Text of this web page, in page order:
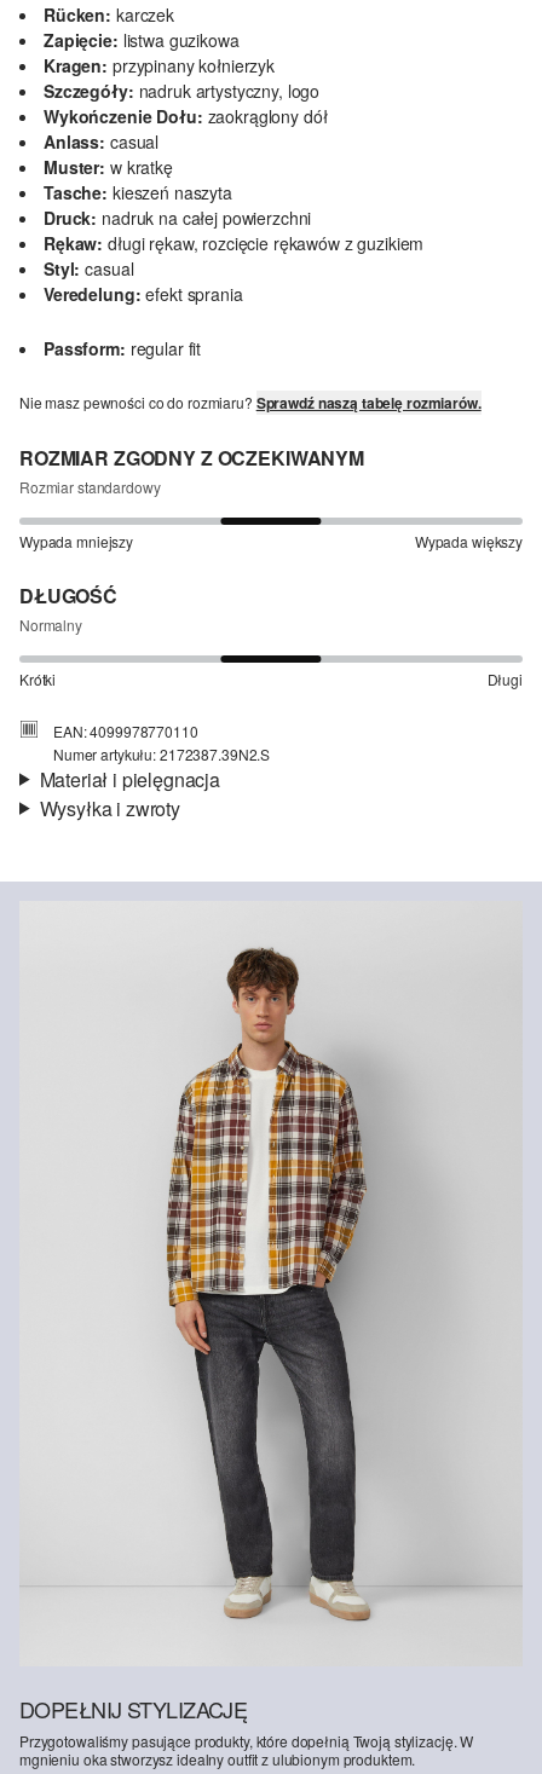
Rücken: karczek
Zapięcie: listwa guzikowa
Kragen: przypinany kołnierzyk
Szczegóły: nadruk artystyczny, logo
Wykończenie Dołu: zaokrąglony dół
Anlass: casual
Muster: w kratkę
Tasche: kieszeń naszyta
Druck: nadruk na całej powierzchni
Rękaw: długi rękaw, rozcięcie rękawów z guzikiem
Styl: casual
Veredelung: efekt sprania
Passform: regular fit
Nie masz pewności co do rozmiaru? Sprawdź naszą tabelę rozmiarów.
ROZMIAR ZGODNY Z OCZEKIWANYM
Rozmiar standardowy
Wypada mniejszy Wypada większy
DŁUGOŚĆ
Normalny
Krótki Długi
EAN: 4099978770110
Numer artykułu: 2172387.39N2.S
Materiał i pielęgnacja
Podszewka: tkanina
Nie wybielać/nie chlorować
Nie suszyć w suszarce bębnowej
Prasować w niskiej temperaturze
Nie czyścić chemicznie
Pranie standardowe 30°C
Wysyłka i zwroty
Koszt wysyłki wynosi 15 zł (opłata ryczałtowa).
Zwrot produktów możliwy jest w ciągu 14 dni.
DOPEŁNIJ STYLIZACJĘ
Przygotowaliśmy pasujące produkty, które dopełnią Twoją stylizację. W
mgnieniu oka stworzysz idealny outfit z ulubionym produktem.